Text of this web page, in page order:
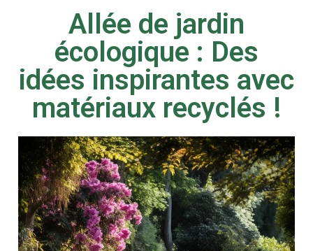
Allée de jardin
écologique : Des
idées inspirantes avec
matériaux recyclés !